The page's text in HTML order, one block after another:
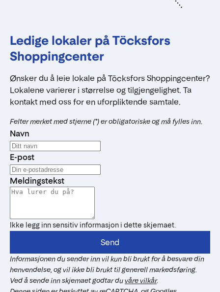
Ledige lokaler på Töcksfors
Shoppingcenter
Ønsker du å leie lokale på Töcksfors Shoppingcenter?
Lokalene varierer i størrelse og tilgjengelighet. Ta
kontakt med oss for en uforpliktende samtale.
Felter merket med stjerne (*) er obligatoriske og må fylles inn.
Navn
E-post
Meldingstekst
Ikke legg inn sensitiv informasjon i dette skjemaet.
Informasjonen du sender inn vil kun bli brukt for å besvare din
henvendelse, og vil ikke bli brukt til generell markedsføring.
Ved å sende inn skjemaet godtar duvåre vilkår.
Send